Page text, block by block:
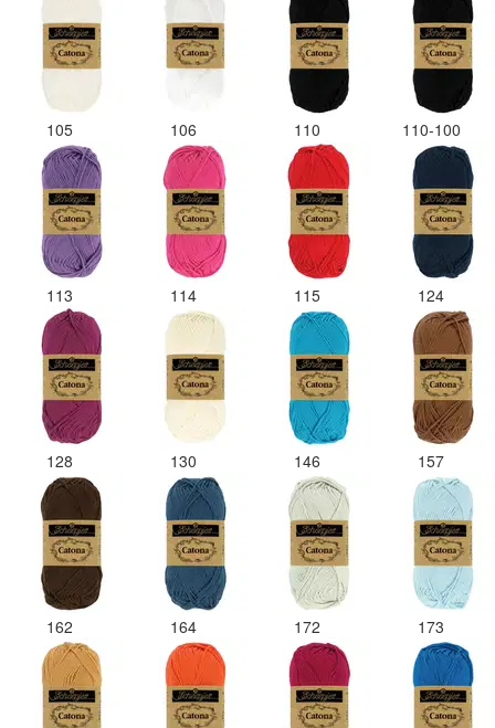
105 106 110 110-100
113 114 115 124
128 130 146 157
162 164 172 173